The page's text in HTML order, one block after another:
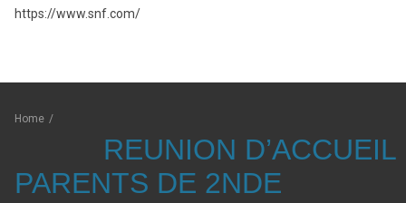
https://www.snf.com/
Home /
REUNION D’ACCUEIL
PARENTS DE 2NDE